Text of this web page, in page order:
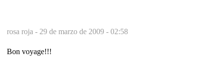
rosa roja - 29 de marzo de 2009 - 02:58
Bon voyage!!!